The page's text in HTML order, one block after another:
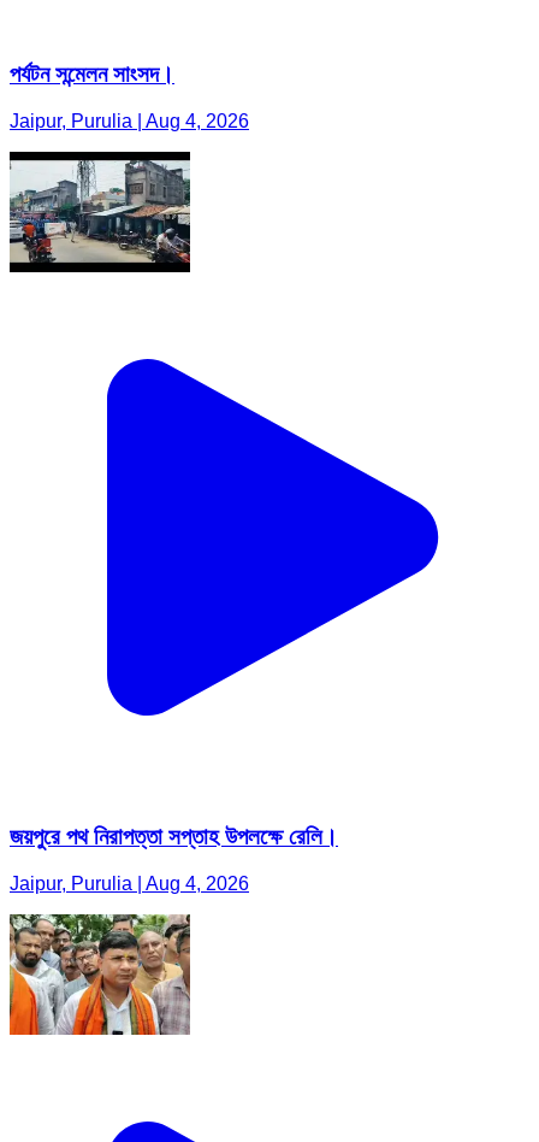
পর্যটন সন্মেলন সাংসদ।
Jaipur, Purulia | Aug 4, 2026
জয়পুরে পথ নিরাপত্তা সপ্তাহ উপলক্ষে রেলি।
Jaipur, Purulia | Aug 4, 2026